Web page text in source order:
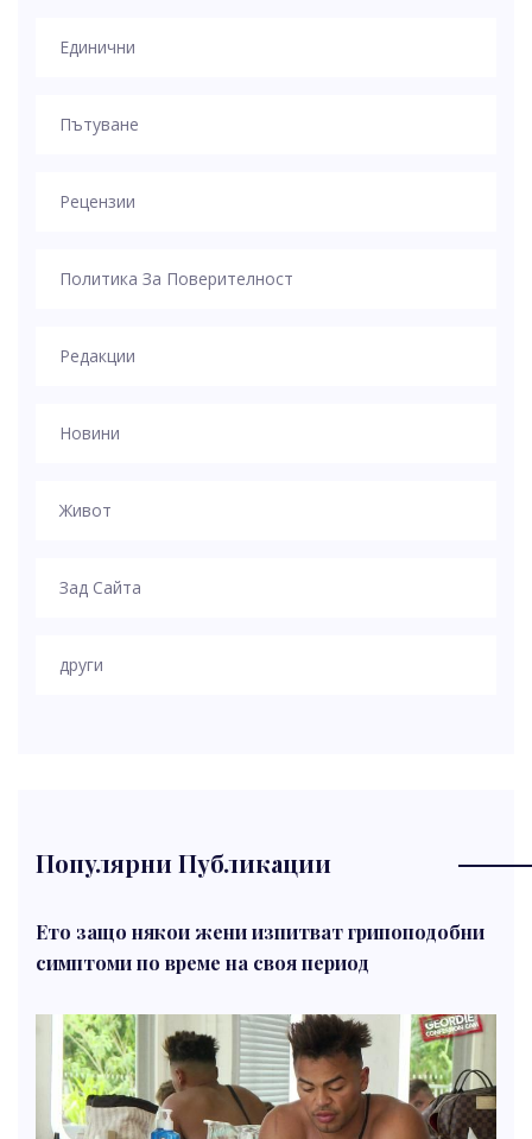
Единични
Пътуване
Рецензии
Политика За Поверителност
Редакции
Новини
Живот
Зад Сайта
други
Популярни Публикации
Ето защо някои жени изпитват грипоподобни
симптоми по време на своя период